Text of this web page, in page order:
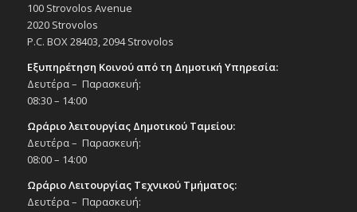
100 Strovolos Avenue
2020 Strovolos
P.C. BOX 28403, 2094 Strovolos
Εξυπηρέτηση Κοινού από τη Δημοτική Υπηρεσία:
Δευτέρα – Παρασκευή:
08:30 – 14:00
Ωράριο λειτουργίας Δημοτικού Ταμείου:
Δευτέρα – Παρασκευή:
08:00 – 14:00
Ωράριο Λειτουργίας Τεχνικού Τμήματος:
Δευτέρα – Παρασκευή: